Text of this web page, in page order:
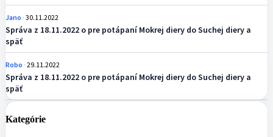
Jano 30.11.2022
Správa z 18.11.2022 o pre potápaní Mokrej diery do Suchej diery a
späť
Robo 29.11.2022
Správa z 18.11.2022 o pre potápaní Mokrej diery do Suchej diery a
späť
Kategórie